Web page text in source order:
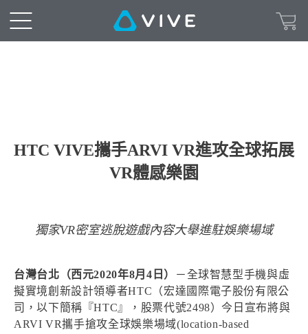
HTC VIVE攜手ARVI VR進攻全球拓展
VR體感樂園
獨家VR密室逃脫遊戲內容大舉進駐娛樂場域
台灣台北（西元2020年8月4日）
－全球智慧型手機與虛
擬實境創新設計領導者HTC（宏達國際電子股份有限公
司，以下簡稱『HTC』，股票代號2498）今日宣布將與
ARVI VR攜手搶攻全球娛樂場域(location-based